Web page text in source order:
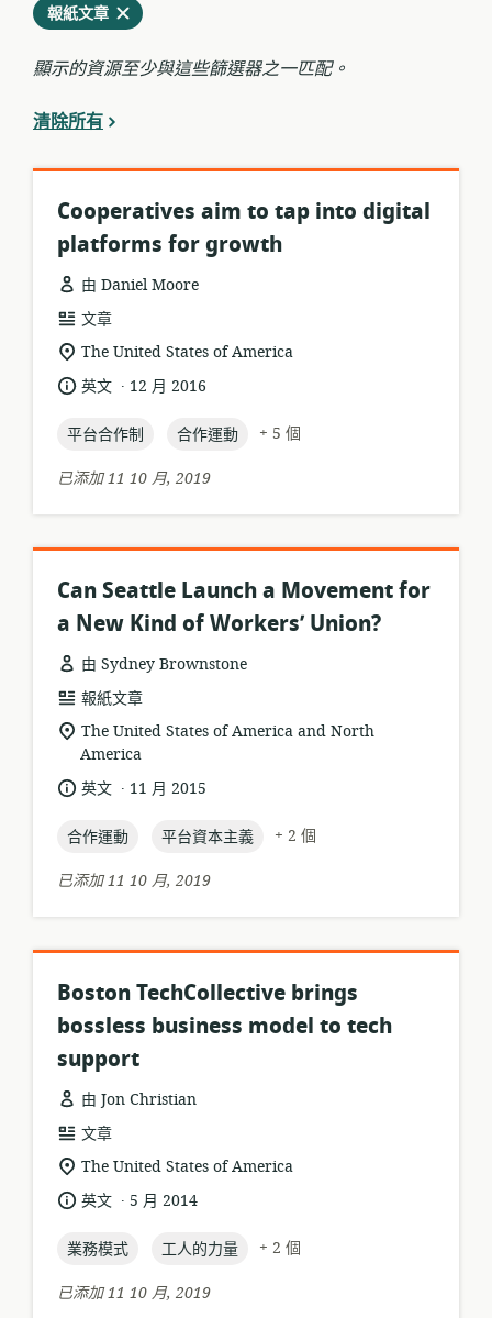
從
當
前
濾
器
報紙文章刪
除
顯示的資源至少與這些篩選器之一匹配。
清除所有
Cooperatives aim to tap into digital
platforms for growth
由 Daniel Moore
資
源
式:
文章
相
關
位
置:
The United States of America
語 英文 .
發
日
12 月 2016
topic:
平台合作制 topic:
合作運動
+ 5 個
已添加 11 10 月, 2019
Can Seattle Launch a Movement for
a New Kind of Workers’ Union?
由 Sydney Brownstone
資
源
格
報紙文章
相
關
位
The United States of America and North
America
語 英文 .
發
日
11 月 2015
topic:
合作運動 topic:
平台資本主義
+ 2 個
已添加 11 10 月, 2019
Boston TechCollective brings
bossless business model to tech
support
由 Jon Christian
資
源
式:
文章
相
關
位
置:
The United States of America
語 英文 .
發
日
5 月 2014
topic:
業務模式 topic:
工人的力量
+ 2 個
已添加 11 10 月, 2019